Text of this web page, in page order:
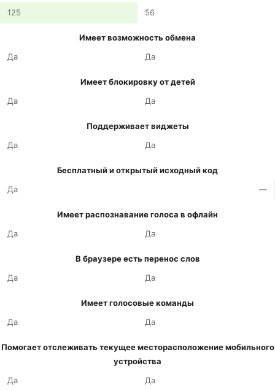
125 56
Имеет возможность обмена
Да
Да
Имеет блокировку от детей
Да
Да
Поддерживает виджеты
Да
Да
Бесплатный и открытый исходный код
Да
—
Имеет распознавание голоса в офлайн
Да
Да
В браузере есть перенос слов
Да
Да
Имеет голосовые команды
Да
Да
Помогает отслеживать текущее месторасположение мобильного
устройства
Да
Да